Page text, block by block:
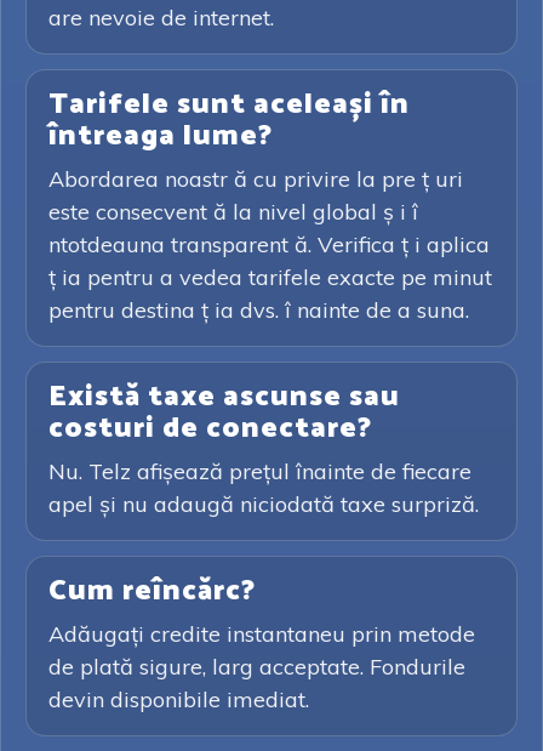
are nevoie de internet.
Tarifele sunt aceleași în
întreaga lume?
Abordarea noastr ă cu privire la pre ț uri
este consecvent ă la nivel global ș i î
ntotdeauna transparent ă. Verifica ț i aplica
ț ia pentru a vedea tarifele exacte pe minut
pentru destina ț ia dvs. î nainte de a suna.
Există taxe ascunse sau
costuri de conectare?
Nu. Telz afișează prețul înainte de fiecare
apel și nu adaugă niciodată taxe surpriză.
Cum reîncărc?
Adăugați credite instantaneu prin metode
de plată sigure, larg acceptate. Fondurile
devin disponibile imediat.